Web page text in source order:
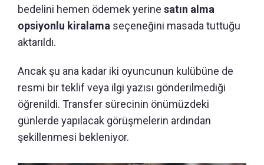
bedelini hemen ödemek yerine satın alma
opsiyonlu kiralama seçeneğini masada tuttuğu
aktarıldı.
Ancak şu ana kadar iki oyuncunun kulübüne de
resmi bir teklif veya ilgi yazısı gönderilmediği
öğrenildi. Transfer sürecinin önümüzdeki
günlerde yapılacak görüşmelerin ardından
şekillenmesi bekleniyor.